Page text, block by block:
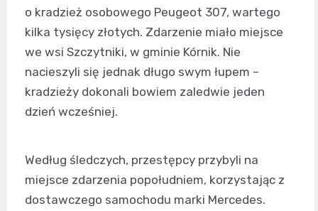
o kradzież osobowego Peugeot 307, wartego
kilka tysięcy złotych. Zdarzenie miało miejsce
we wsi Szczytniki, w gminie Kórnik. Nie
nacieszyli się jednak długo swym łupem –
kradzieży dokonali bowiem zaledwie jeden
dzień wcześniej.
Według śledczych, przestępcy przybyli na
miejsce zdarzenia popołudniem, korzystając z
dostawczego samochodu marki Mercedes.